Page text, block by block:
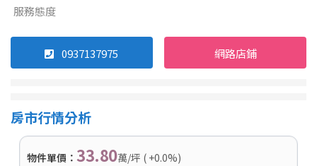
服務態度
0937137975 網路店鋪
房市行情分析
物件單價： 33.80萬/坪 ( +0.0%)